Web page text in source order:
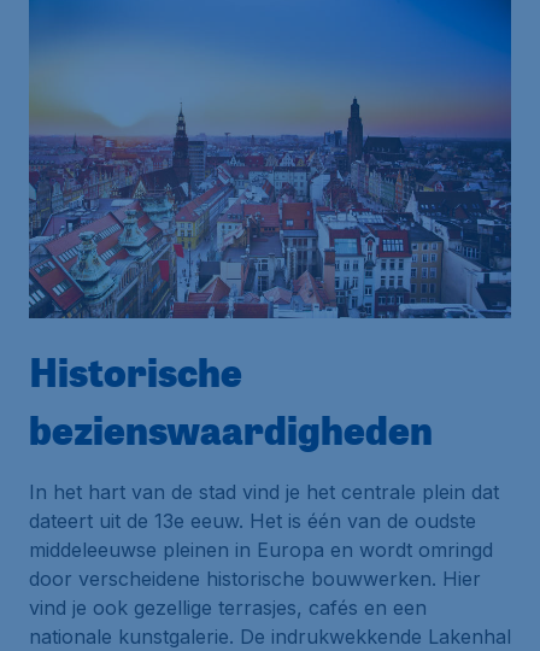
Historische
bezienswaardigheden
In het hart van de stad vind je het centrale plein dat
dateert uit de 13e eeuw. Het is één van de oudste
middeleeuwse pleinen in Europa en wordt omringd
door verscheidene historische bouwwerken. Hier
vind je ook gezellige terrasjes, cafés en een
nationale kunstgalerie. De indrukwekkende Lakenhal